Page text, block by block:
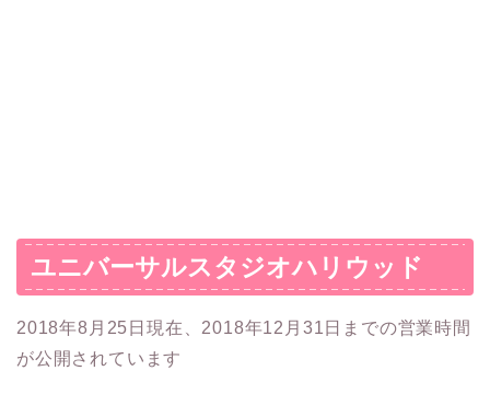
ユニバーサルスタジオハリウッド
2018年8月25日現在、2018年12月31日までの営業時間
が公開されています